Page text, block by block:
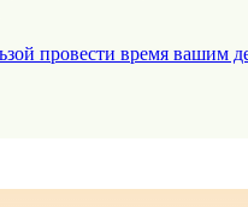
провести время вашим